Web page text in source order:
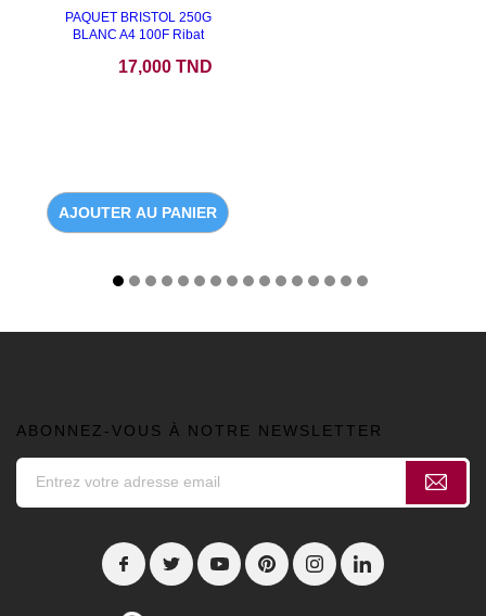
PAQUET BRISTOL 250G
BLANC A4 100F Ribat
17,000 TND
AJOUTER AU PANIER
ABONNEZ-VOUS À NOTRE NEWSLETTER